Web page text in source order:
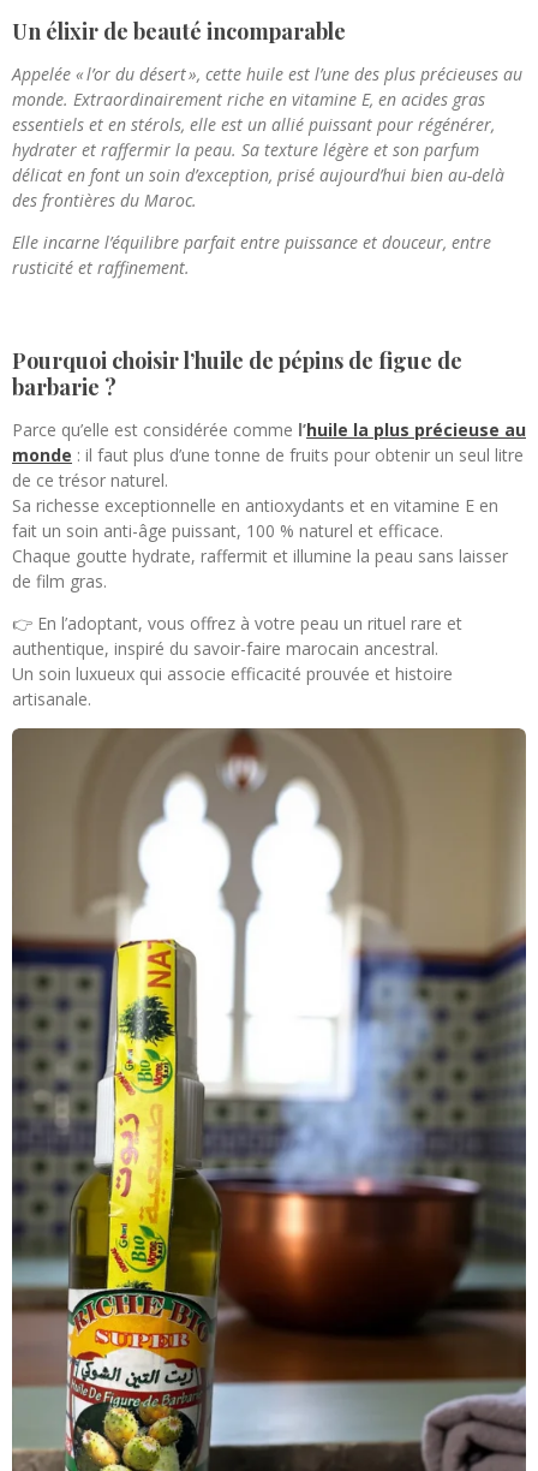
Un élixir de beauté incomparable
Appelée « l’or du désert », cette huile est l’une des plus précieuses au
monde. Extraordinairement riche en vitamine E, en acides gras
essentiels et en stérols, elle est un allié puissant pour régénérer,
hydrater et raffermir la peau. Sa texture légère et son parfum
délicat en font un soin d’exception, prisé aujourd’hui bien au-delà
des frontières du Maroc.
Elle incarne l’équilibre parfait entre puissance et douceur, entre
rusticité et raffinement.
Pourquoi choisir l’huile de pépins de figue de
barbarie ?
Parce qu’elle est considérée comme l’huile la plus précieuse au
monde : il faut plus d’une tonne de fruits pour obtenir un seul litre
de ce trésor naturel.
Sa richesse exceptionnelle en antioxydants et en vitamine E en
fait un soin anti-âge puissant, 100 % naturel et efficace.
Chaque goutte hydrate, raffermit et illumine la peau sans laisser
de film gras.
👉 En l’adoptant, vous offrez à votre peau un rituel rare et
authentique, inspiré du savoir-faire marocain ancestral.
Un soin luxueux qui associe efficacité prouvée et histoire
artisanale.